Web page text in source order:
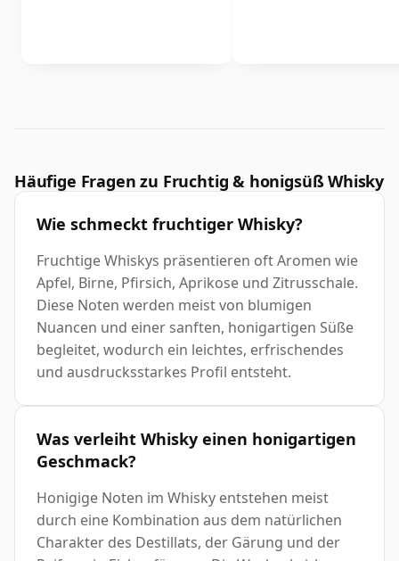
Häufige Fragen zu Fruchtig & honigsüß Whisky
Wie schmeckt fruchtiger Whisky?
Fruchtige Whiskys präsentieren oft Aromen wie
Apfel, Birne, Pfirsich, Aprikose und Zitrusschale.
Diese Noten werden meist von blumigen
Nuancen und einer sanften, honigartigen Süße
begleitet, wodurch ein leichtes, erfrischendes
und ausdrucksstarkes Profil entsteht.
Was verleiht Whisky einen honigartigen
Geschmack?
Honigige Noten im Whisky entstehen meist
durch eine Kombination aus dem natürlichen
Charakter des Destillats, der Gärung und der